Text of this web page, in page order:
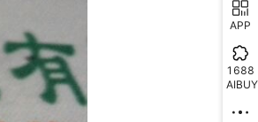
APP
1688
AIBUY